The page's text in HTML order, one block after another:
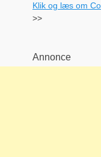
Klik og læs om
>>
Annonce